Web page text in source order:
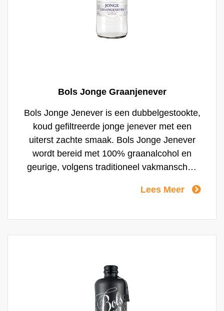
Bols Jonge Graanjenever
Bols Jonge Jenever is een dubbelgestookte,
koud gefiltreerde jonge jenever met een
uiterst zachte smaak. Bols Jonge Jenever
wordt bereid met 100% graanalcohol en
geurige, volgens traditioneel vakmanschap
heeft een transparant heldere kleur en 35%
gekoeld of met een ijsblokje gedronken,
maar ook als ingredi?nt voor cocktails is
Lees Meer